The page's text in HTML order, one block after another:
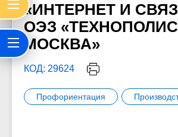
«ИНТЕРНЕТ И
ОЭЗ «ТЕХНОПОЛИС
МОСКВА»
КОД: 29624
Профориентация